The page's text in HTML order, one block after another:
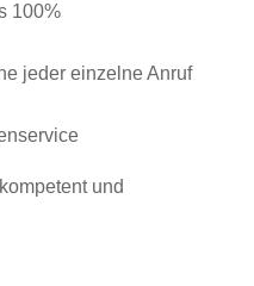
100%
jeder einzelne Anruf
und